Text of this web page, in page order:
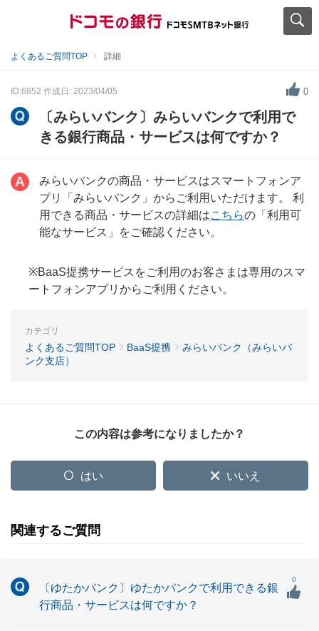
よくあるご質問TOP 詳細
ID:6852 作成日: 2023/04/05 0
〔みらいバンク〕みらいバンクで利用で
きる銀行商品・サービスは何ですか？
みらいバンクの商品・サービスはスマートフォンア
プリ「みらいバンク」からご利用いただけます。 利
用できる商品・サービスの詳細はこちらの「利用可
能なサービス」をご確認ください。
※BaaS提携サービスをご利用のお客さまは専用のスマ
ートフォンアプリからご利用ください。
カテゴリ
よくあるご質問TOP BaaS提携
みらいバンク（みらいバ
ンク支店）
この内容は参考になりましたか？
はい いいえ
関連するご質問
〔ゆたかバンク〕ゆたかバンクで利用できる銀
行商品・サービスは何ですか？
0